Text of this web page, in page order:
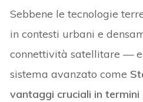
Sebbene le tecnologie
in contesti urbani e
connettività satellitare —
sistema avanzato come
vantaggi cruciali in termini